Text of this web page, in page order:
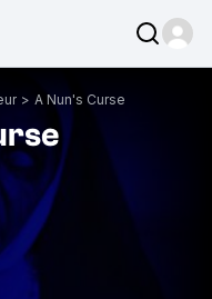
> A Nun's Curse